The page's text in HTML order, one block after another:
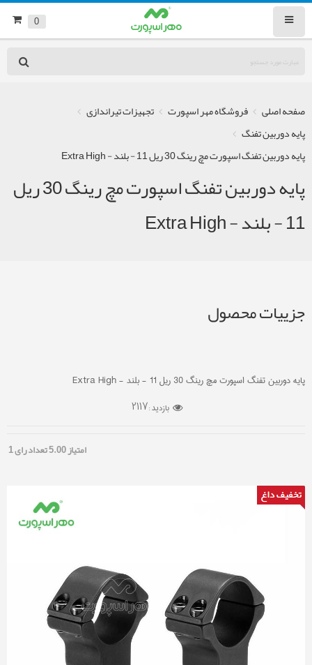
0
صفحه اصلی فروشگاه مهر اسپورت
تجهیزات تیراندازی
پایه دوربین تفنگ
پایه دوربین تفنگ اسپورت مچ رینگ 30 ریل 11 - بلند - Extra High
پایه دوربین تفنگ اسپورت مچ رینگ 30 ریل
11 - بلند - Extra High
جزییات محصول
پایه دوربین تفنگ اسپورت مچ رینگ 30 ریل 11 - بلند - Extra High
بازدید :2117
امتیاز5.00تعداد رای1